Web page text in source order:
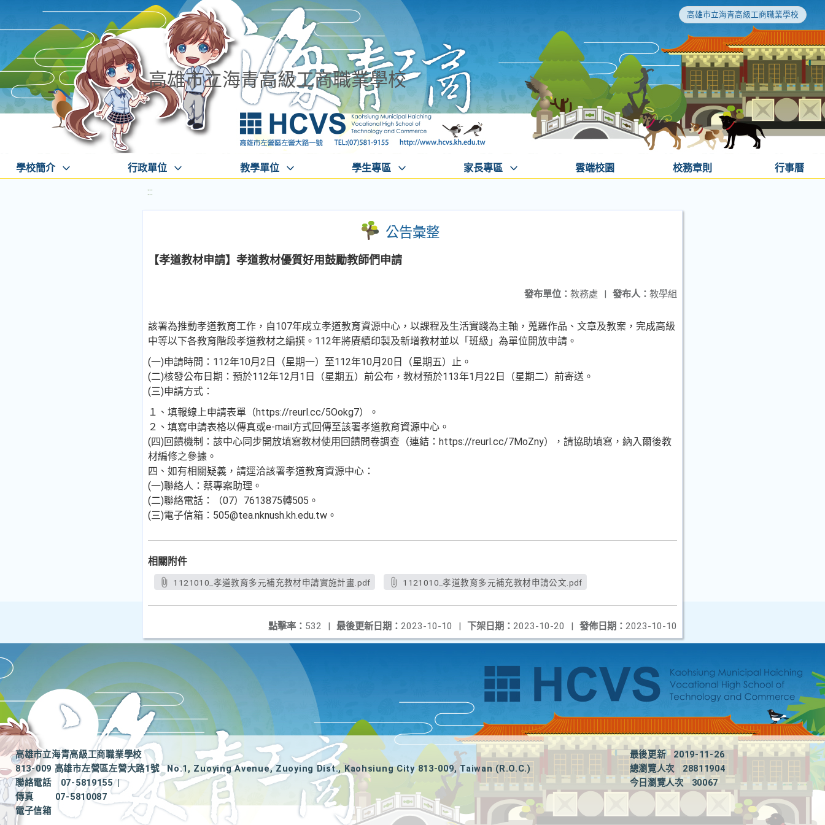
高雄市立海青高級工商職業學校
高雄市立海青高級工商職業學校
學校簡介 行政單位 教學單位 學生專區 家長專區 雲端校園 校務章則 行事曆
:::
公告彙整
【孝道教材申請】孝道教材優質好用鼓勵教師們申請
發布人： 教學組
發布單位： 教務處 |
該署為推動孝道教育工作，自107年成立孝道教育資源中心，以課程及生活實踐為主軸，蒐羅作品、文章及教案，完成高級
中等以下各教育階段孝道教材之編撰。112年將賡續印製及新增教材並以「班級」為單位開放申請。
(一)申請時間：112年10月2日（星期一）至112年10月20日（星期五）止。
(二)核發公布日期：預於112年12月1日（星期五）前公布，教材預於113年1月22日（星期二）前寄送。
(三)申請方式：
１、填報線上申請表單（https://reurl.cc/5Ookg7）。
２、填寫申請表格以傳真或e-mail方式回傳至該署孝道教育資源中心。
(四)回饋機制：該中心同步開放填寫教材使用回饋問卷調查（連結：https://reurl.cc/7MoZny），請協助填寫，納入爾後教
材編修之參據。
四、如有相關疑義，請逕洽該署孝道教育資源中心：
(一)聯絡人：蔡專案助理。
(二)聯絡電話：（07）7613875轉505。
(三)電子信箱：505@tea.nknush.kh.edu.tw。
相關附件
1121010_孝道教育多元補充教材申請實施計畫.pdf 1121010_孝道教育多元補充教材申請公文.pdf
發佈日期： 2023-10-10
下架日期： 2023-10-20 |
最後更新日期： 2023-10-10 |
點擊率： 532 |
高雄市立海青高級工商職業學校
813-009 高雄市左營區左營大路1號
No.1, Zuoying Avenue, Zuoying Dist., Kaohsiung City 813-009, Taiwan (R.O.C.)
聯絡電話
07-5819155
|
傳真
07-5810087
電子信箱
最後更新
2019-11-26
總瀏覽人次
28811904
今日瀏覽人次
30067